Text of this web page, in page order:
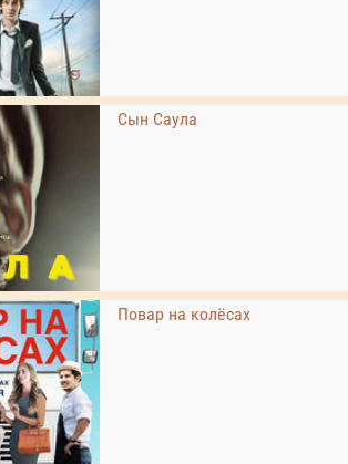
Сын Саула
Повар на колёсах